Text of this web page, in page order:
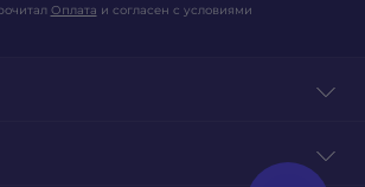
Оплата и согласен с условиями